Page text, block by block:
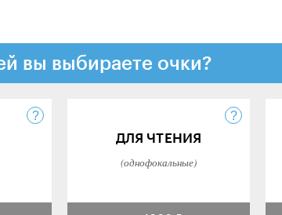
вы выбираете очки?
ДЛЯ ЧТЕНИЯ
(однофокальные)